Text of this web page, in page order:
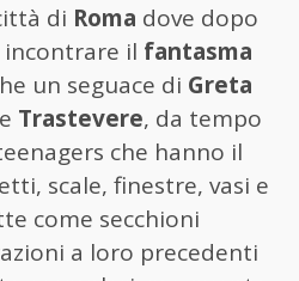
di Roma dove dopo
incontrare il fantasma
un seguace di Greta
Trastevere, da tempo
che hanno il
scale, finestre, vasi e
come secchioni
a loro precedenti